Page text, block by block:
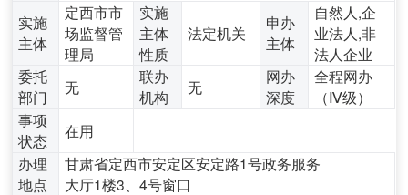
实施
主体
定西市市
场监督管
理局
实施
主体
性质
法定机关
申办
主体
自然人,企
业法人,非
法人企业
委托
部门
无
联办
机构
无
网办
深度
全程网办
（Ⅳ级）
事项
状态
在用
办理
地点
甘肃省定西市安定区安定路1号政务服务
大厅1楼3、4号窗口